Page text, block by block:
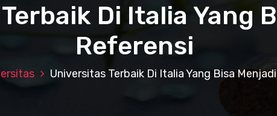
Di Italia Yang
Referensi
Universitas Terbaik Di Italia Yang Bisa